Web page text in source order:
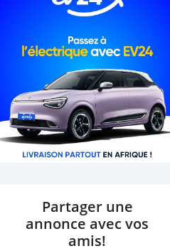
Partager une
annonce avec vos
amis!